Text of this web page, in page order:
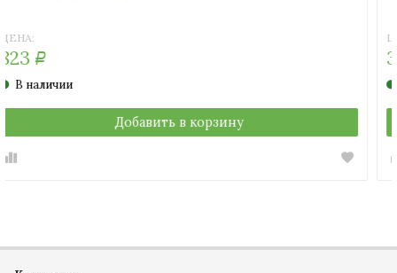
ЦЕНА:
320
В наличии
Добавить в корзину